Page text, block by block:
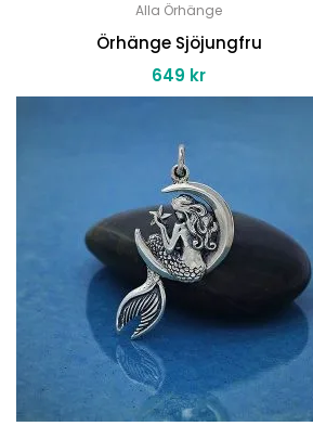
Alla Örhänge
Örhänge Sjöjungfru
649 kr